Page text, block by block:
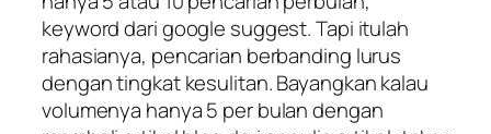
keyword dari google suggest. Tapi itulah
rahasianya, pencarian berbanding lurus
dengan tingkat kesulitan. Bayangkan kalau
volumenya hanya 5 per bulan dengan